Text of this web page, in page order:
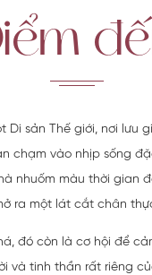
Di sản Thế giới, nơi lưu
chạm vào nhịp sống
nhuốm màu thời gian
ra một lát cắt chân
đó còn là cơ hội để
và tinh thần rất riêng